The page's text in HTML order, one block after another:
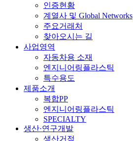
인증현황
계열사 및 Global Networks
주요거래처
찾아오시는 길
사업영역
자동차용 소재
엔지니어링플라스틱
특수용도
제품소개
복합PP
엔지니어링플라스틱
SPECIALTY
생산·연구개발
생산거점